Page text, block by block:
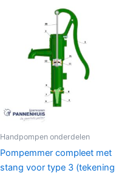
Handpompen onderdelen
Pompemmer compleet met
stang voor type 3 (tekening